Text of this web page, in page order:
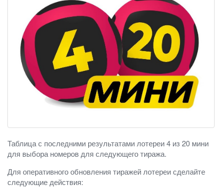
Таблица с последними результатами лотереи 4 из 20 мини
для выбора номеров для следующего тиража.
Для оперативного обновления тиражей лотереи сделайте
следующие действия: